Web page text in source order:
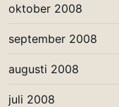
oktober 2008
september 2008
augusti 2008
juli 2008